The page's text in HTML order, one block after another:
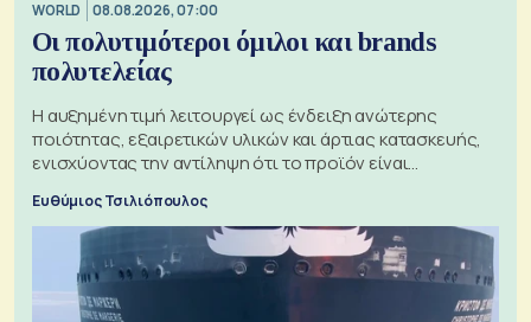
WORLD 08.08.2026, 07:00
Οι πολυτιμότεροι όμιλοι και brands
πολυτελείας
Η αυξημένη τιμή λειτουργεί ως ένδειξη ανώτερης
ποιότητας, εξαιρετικών υλικών και άρτιας κατασκευής,
ενισχύοντας την αντίληψη ότι το προϊόν είναι
Ευθύμιος Τσιλιόπουλος